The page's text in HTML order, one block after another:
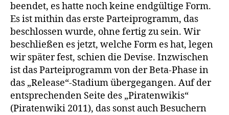
beendet, es hatte noch keine endgültige Form.
Es ist mithin das erste Parteiprogramm, das
beschlossen wurde, ohne fertig zu sein. Wir
beschließen es jetzt, welche Form es hat, legen
wir später fest, schien die Devise. Inzwischen
ist das Parteiprogramm von der Beta-Phase in
das „Release“-Stadium übergegangen. Auf der
entsprechenden Seite des „Piratenwikis“
(Piratenwiki 2011), das sonst auch Besuchern